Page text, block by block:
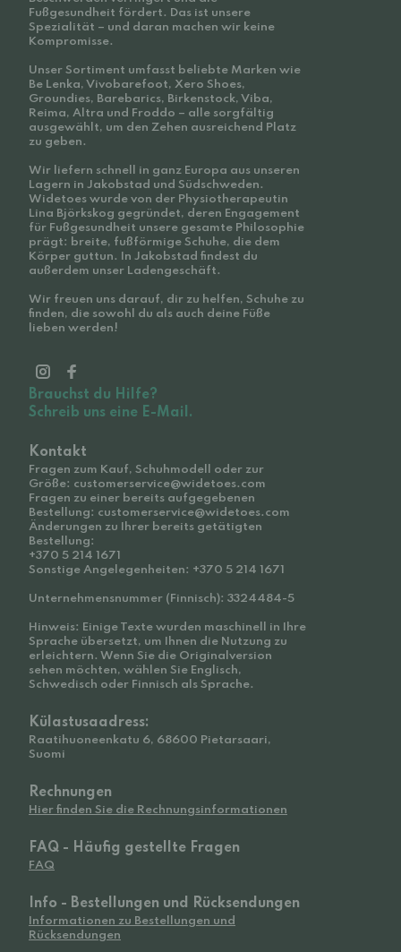
Fußgesundheit fördert. Das ist unsere
Spezialität – und daran machen wir keine
Kompromisse.
Unser Sortiment umfasst beliebte Marken wie
Be Lenka, Vivobarefoot, Xero Shoes,
Groundies, Barebarics, Birkenstock, Viba,
Reima, Altra und Froddo – alle sorgfältig
ausgewählt, um den Zehen ausreichend Platz
zu geben.
Wir liefern schnell in ganz Europa aus unseren
Lagern in Jakobstad und Südschweden.
Widetoes wurde von der Physiotherapeutin
Lina Björkskog gegründet, deren Engagement
für Fußgesundheit unsere gesamte Philosophie
prägt: breite, fußförmige Schuhe, die dem
Körper guttun. In Jakobstad findest du
außerdem unser Ladengeschäft.
Wir freuen uns darauf, dir zu helfen, Schuhe zu
finden, die sowohl du als auch deine Füße
lieben werden!
Brauchst du Hilfe?
Schreib uns eine E-Mail.
Kontakt
Fragen zum Kauf, Schuhmodell oder zur
Größe: customerservice@widetoes.com
Fragen zu einer bereits aufgegebenen
Bestellung: customerservice@widetoes.com
Änderungen zu Ihrer bereits getätigten
Bestellung:
+370 5 214 1671
Sonstige Angelegenheiten: +370 5 214 1671
Unternehmensnummer (Finnisch): 3324484-5
Hinweis: Einige Texte wurden maschinell in Ihre
Sprache übersetzt, um Ihnen die Nutzung zu
erleichtern. Wenn Sie die Originalversion
sehen möchten, wählen Sie Englisch,
Schwedisch oder Finnisch als Sprache.
Külastusaadress:
Raatihuoneenkatu 6, 68600 Pietarsaari,
Suomi
Rechnungen
Hier finden Sie die Rechnungsinformationen
FAQ - Häufig gestellte Fragen
FAQ
Info - Bestellungen und Rücksendungen
Informationen zu Bestellungen und
Rücksendungen